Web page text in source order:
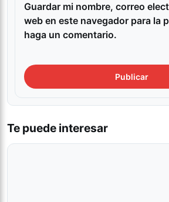
Guardar mi nombre, correo
web en este navegador para la
haga un comentario.
Te puede interesar